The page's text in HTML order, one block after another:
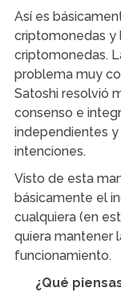
Así es
criptomonedas y
criptomonedas.
problema muy
Satoshi resolvió
consenso e
independientes
intenciones.
Visto de esta
básicamente el
cualquiera (en
quiera mantener
funcionamiento.
¿Qué